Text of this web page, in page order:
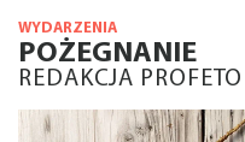
WYDARZENIA
POŻEGNANIE
REDAKCJA PROFETO